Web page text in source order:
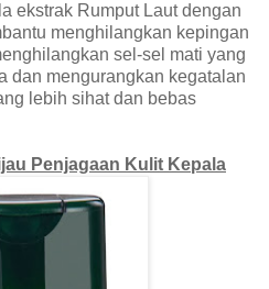
ekstrak Rumput Laut dengan
menghilangkan kepingan
sel-sel mati yang
dan mengurangkan kegatalan
lebih sihat dan bebas
Penjagaan Kulit Kepala